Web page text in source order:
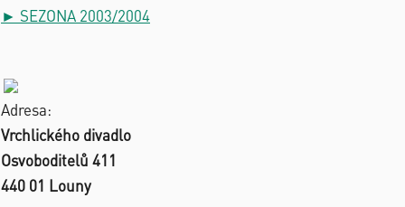
► SEZONA 2003/2004
Adresa:
Vrchlického divadlo
Osvoboditelů 411
440 01 Louny